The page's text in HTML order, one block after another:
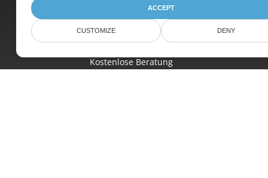
Preisgestaltung
Freie Unterstützung
Kostenlose Beratung
ACCEPT
CUSTOMIZE DENY